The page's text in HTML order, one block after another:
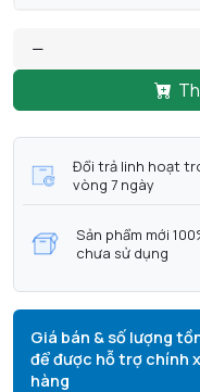
Đổi trả linh hoạt
vòng 7 ngày
Sản phẩm mới
chưa sử dụng
Giá bán & số lượng
để được hỗ trợ chính
hàng